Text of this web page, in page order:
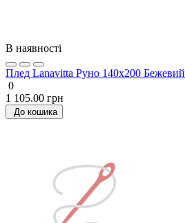
В наявності
Плед Lanavitta Руно 140х200 Бежевий
0
1 105.00 грн
До кошика